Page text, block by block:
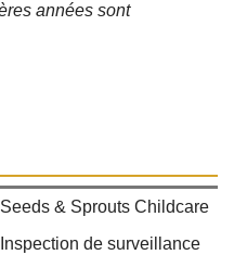
années sont
Seeds & Sprouts Childcare
Inspection de surveillance